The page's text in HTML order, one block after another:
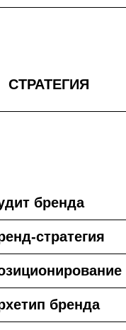
СТРАТЕГИЯ
бренда
стратегия
бренда